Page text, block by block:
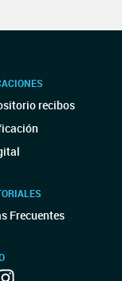
recibos
Frecuentes